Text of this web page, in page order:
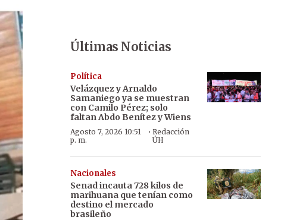
Últimas Noticias
Política
Velázquez y Arnaldo
Samaniego ya se muestran
con Camilo Pérez; solo
faltan Abdo Benítez y Wiens
Agosto 7, 2026 10:51
p. m.
·Redacción
ÚH
Nacionales
Senad incauta 728 kilos de
marihuana que tenían como
destino el mercado
brasileño